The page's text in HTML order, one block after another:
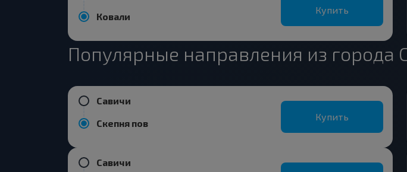
Ковали
Купить
Популярные направления из города
Савичи
Скепня пов
Купить
Савичи